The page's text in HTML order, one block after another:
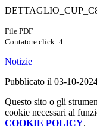
File PDF
Contatore click: 4
Notizie
Pubblicato il 03-10-
Questo sito o gli
cookie necessari al
COOKIE POLICY.